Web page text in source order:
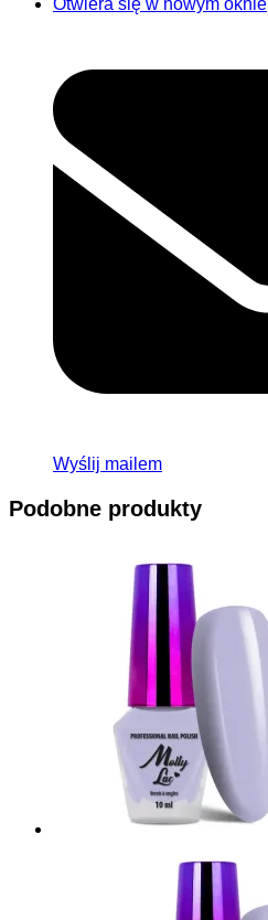
Wyślij mailem
Podobne produkty